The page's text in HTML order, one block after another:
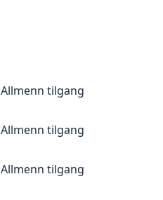
Allmenn tilgang
Allmenn tilgang
Allmenn tilgang